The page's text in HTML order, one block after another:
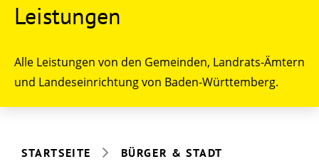
Leistungen
Alle Leistungen von den Gemeinden, Landrats-Ämtern
und Landeseinrichtung von Baden-Württemberg.
STARTSEITE
BÜRGER & STADT